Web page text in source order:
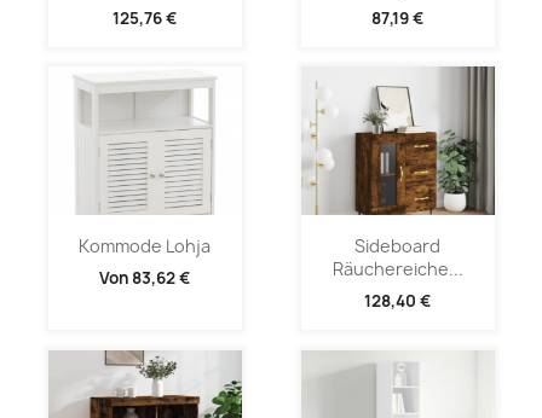
125,76 € 87,19 €
Kommode Lohja
Von 83,62 €
Sideboard
Räuchereiche...
128,40 €